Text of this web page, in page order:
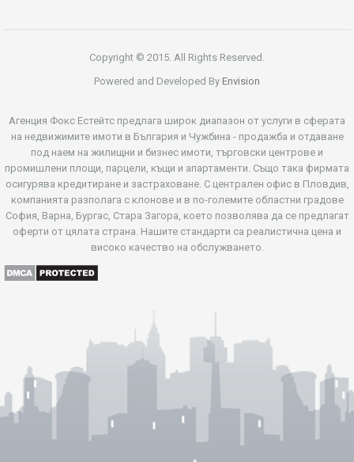
Copyright © 2015. All Rights Reserved.
Powered and Developed By Envision
Агенция Фокс Естейтс предлага широк диапазон от услуги в сферата
на недвижимите имоти в България и Чужбина - продажба и отдаване
под наем на жилищни и бизнес имоти, търговски центрове и
промишлени площи, парцели, къщи и апартаменти. Също така фирмата
осигурява кредитиране и застраховане. С централен офис в Пловдив,
компанията разполага с клонове и в по-големите областни градове
София, Варна, Бургас, Стара Загора, което позволява да се предлагат
оферти от цялата страна. Нашите стандарти са реалистична цена и
високо качество на обслужването.